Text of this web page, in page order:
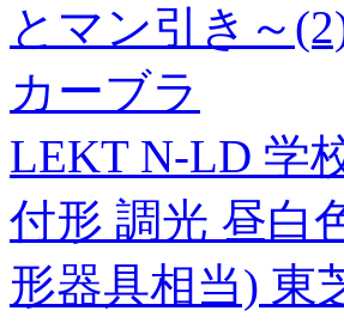
とマン引き～
カーブラ
LEKT N-LD 学
付形 調光 昼白
形器具相当) 東